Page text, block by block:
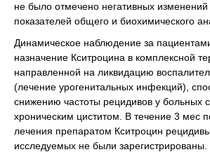
не было отмечено негативных
показателей общего и биохимического
Динамическое наблюдение за
назначение Кситроцина в комплексной
направленной на ликвидацию
(лечение урогенитальных инфекций),
снижению частоты рецидивов у больных
хроническим циститом. В течение 3 мес
лечения препаратом Кситроцин
исследуемых не были зарегистрированы.